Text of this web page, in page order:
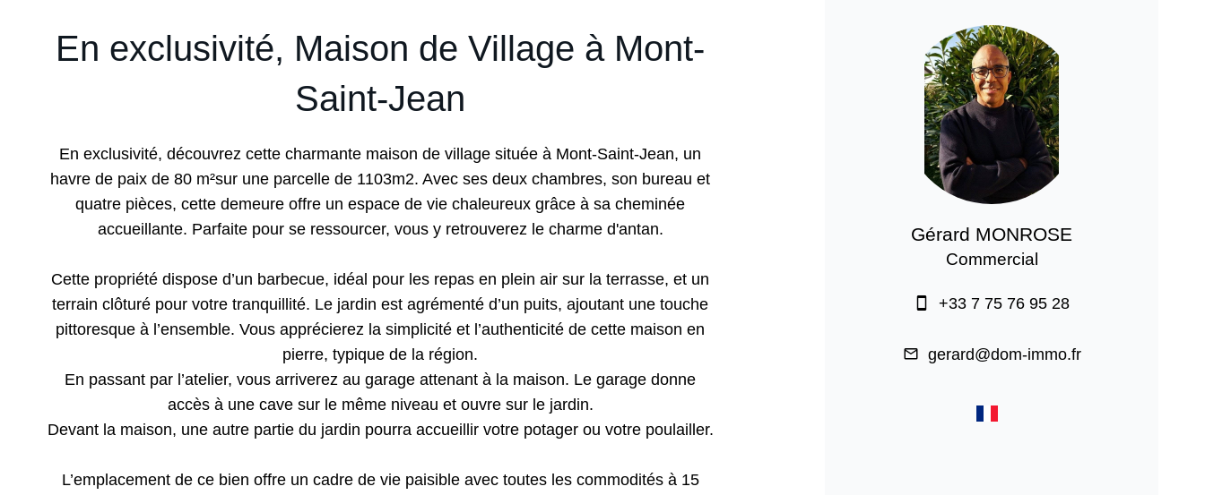
En exclusivité, Maison de Village à Mont-
Saint-Jean
En exclusivité, découvrez cette charmante maison de village située à Mont-Saint-Jean, un
havre de paix de 80 m²sur une parcelle de 1103m2. Avec ses deux chambres, son bureau et
quatre pièces, cette demeure offre un espace de vie chaleureux grâce à sa cheminée
accueillante. Parfaite pour se ressourcer, vous y retrouverez le charme d'antan.
Cette propriété dispose d’un barbecue, idéal pour les repas en plein air sur la terrasse, et un
terrain clôturé pour votre tranquillité. Le jardin est agrémenté d’un puits, ajoutant une touche
pittoresque à l’ensemble. Vous apprécierez la simplicité et l’authenticité de cette maison en
pierre, typique de la région.
En passant par l’atelier, vous arriverez au garage attenant à la maison. Le garage donne
accès à une cave sur le même niveau et ouvre sur le jardin.
Devant la maison, une autre partie du jardin pourra accueillir votre potager ou votre poulailler.
L’emplacement de ce bien offre un cadre de vie paisible avec toutes les commodités à 15
Gérard MONROSE
Commercial
+33 7 75 76 95 28
gerard@dom-immo.fr